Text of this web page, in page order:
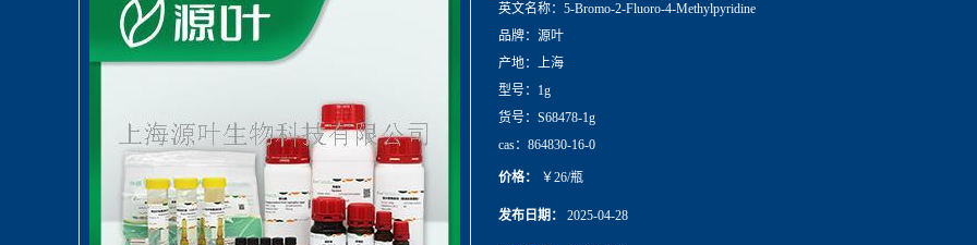
英文名称： 5-Bromo-2-Fluoro-4-Methylpyridine
品牌： 源叶
产地： 上海
型号： 1g
货号： S68478-1g
cas： 864830-16-0
价格： ￥26/瓶
发布日期： 2025-04-28